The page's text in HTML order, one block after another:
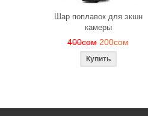
Шар поплавок для экшн
камеры
400сом 200сом